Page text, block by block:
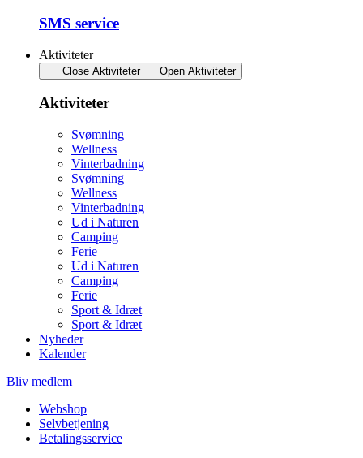
SMS service
Aktiviteter
Close Aktiviteter Open Aktiviteter
Aktiviteter
Svømning
Wellness
Vinterbadning
Svømning
Wellness
Vinterbadning
Ud i Naturen
Camping
Ferie
Ud i Naturen
Camping
Ferie
Sport & Idræt
Sport & Idræt
Nyheder
Kalender
Bliv medlem
Webshop
Selvbetjening
Betalingsservice